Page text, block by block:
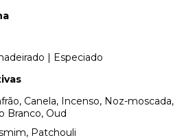
| Especiado
Canela, Incenso, Noz-moscada,
Branco, Oud
Patchouli